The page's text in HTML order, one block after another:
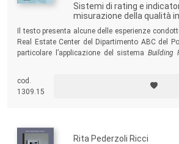
Sistemi di rating e
misurazione della qualità
Il testo presenta alcune delle esperienze
Real Estate Center del Dipartimento ABC del
particolare l’applicazione del sistema Building
edifici o a portafogli immobiliari con diversa
Tool , uno strumento per il calcolo della
sviluppo residenziale.
cod.
1309.15
Rita Pederzoli Ricci